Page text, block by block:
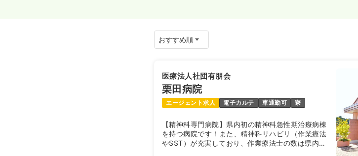
医療法人社団有朋会
栗田病院
エージェント求人 電子カルテ 車通勤可 寮
【精神科専門病院】県内初の精神科急性期治療病棟
を持つ病院です！また、精神科リハビリ（作業療法
やSST）が充実しており、作業療法士の数は県内の